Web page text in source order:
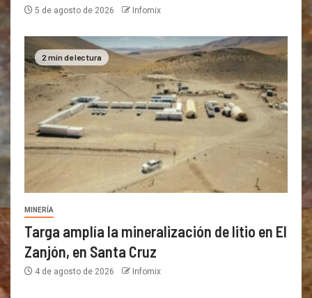
5 de agosto de 2026 Infomix
2 min de lectura
MINERÍA
Targa amplía la mineralización de litio en El
Zanjón, en Santa Cruz
4 de agosto de 2026 Infomix